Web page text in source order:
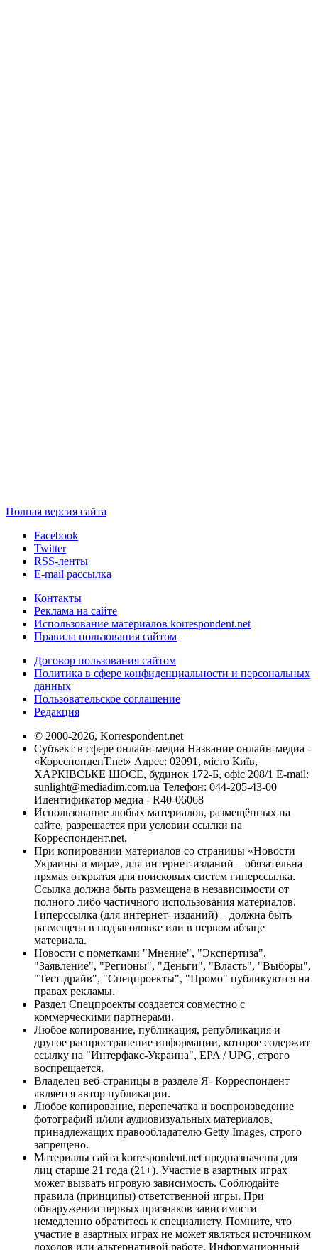
Полная версия сайта
Facebook
Twitter
RSS-ленты
E-mail рассылка
Контакты
Реклама на сайте
Использование материалов korrespondent.net
Правила пользования сайтом
Договор пользования сайтом
Политика в сфере конфиденциальности и персональных
данных
Пользовательское соглашение
Редакция
© 2000-2026, Korrespondent.net
Субъект в сфере онлайн-медиа Название онлайн-медиа -
«КореспонденТ.net» Адрес: 02091, місто Київ,
ХАРКІВСЬКЕ ШОСЕ, будинок 172-Б, офіс 208/1 E-mail:
sunlight@mediadim.com.ua Телефон: 044-205-43-00
Идентификатор медиа - R40-06068
Использование любых материалов, размещённых на
сайте, разрешается при условии ссылки на
Корреспондент.net.
При копировании материалов со страницы «Новости
Украины и мира», для интернет-изданий – обязательна
прямая открытая для поисковых систем гиперссылка.
Ссылка должна быть размещена в независимости от
полного либо частичного использования материалов.
Гиперссылка (для интернет- изданий) – должна быть
размещена в подзаголовке или в первом абзаце
материала.
Новости с пометками "Мнение", "Экспертиза",
"Заявление", "Регионы", "Деньги", "Власть", "Выборы",
"Тест-драйв", "Спецпроекты", "Промо" публикуются на
правах рекламы.
Раздел Спецпроекты создается совместно с
коммерческими партнерами.
Любое копирование, публикация, републикация и
другое распространение информации, которое содержит
ссылку на "Интерфакс-Украина", EPA / UPG, строго
воспрещается.
Владелец веб-страницы в разделе Я- Корреспондент
является автор публикации.
Любое копирование, перепечатка и воспроизведение
фотографий и/или аудиовизуальных материалов,
принадлежащих правообладателю Getty Images, строго
запрещено.
Материалы сайта korrespondent.net предназначены для
лиц старше 21 года (21+). Участие в азартных играх
может вызвать игровую зависимость. Соблюдайте
правила (принципы) ответственной игры. При
обнаружении первых признаков зависимости
немедленно обратитесь к специалисту. Помните, что
участие в азартных играх не может являться источником
доходов или альтернативой работе. Информационный